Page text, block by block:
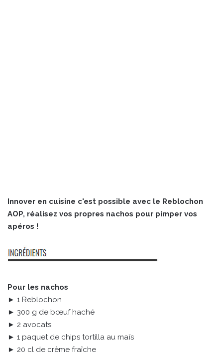
Innover en cuisine c'est possible avec le Reblochon
AOP, réalisez vos propres nachos pour pimper vos
apéros !
Pour les nachos
► 1 Reblochon
► 300 g de bœuf haché
► 2 avocats
► 1 paquet de chips tortilla au maïs
► 20 cl de crème fraîche